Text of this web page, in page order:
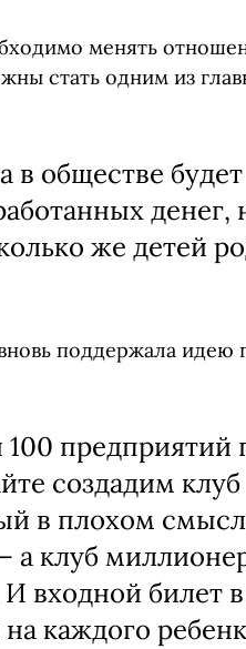
менять
стать одним из
в обществе будет
денег,
же детей
поддержала идею
предприятий
создадим клуб
в плохом
клуб
И входной билет
каждого